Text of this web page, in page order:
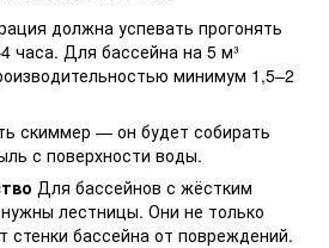
должна успевать прогонять
часа. Для бассейна на 5 м³
минимум 1,5–2
скиммер — он будет собирать
с поверхности воды.
Для бассейнов с жёстким
лестницы. Они не только
бассейна от повреждений.